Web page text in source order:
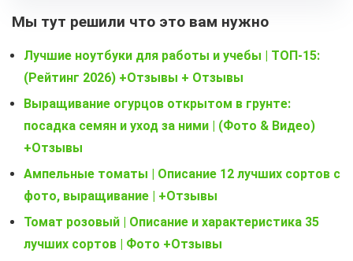
Мы тут решили что это вам нужно
Лучшие ноутбуки для работы и учебы | ТОП-15:
(Рейтинг 2026) +Отзывы + Отзывы
Выращивание огурцов открытом в грунте:
посадка семян и уход за ними | (Фото & Видео)
+Отзывы
Ампельные томаты | Описание 12 лучших сортов с
фото, выращивание | +Отзывы
Томат розовый | Описание и характеристика 35
лучших сортов | Фото +Отзывы